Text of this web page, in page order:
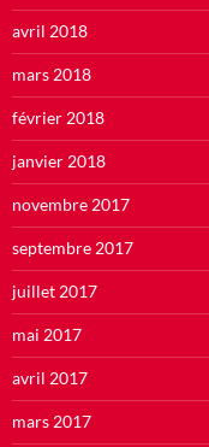
avril 2018
mars 2018
février 2018
janvier 2018
novembre 2017
septembre 2017
juillet 2017
mai 2017
avril 2017
mars 2017